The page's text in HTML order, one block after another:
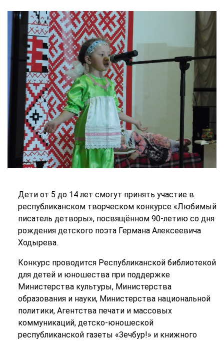
Дети от 5 до 14 лет смогут принять участие в
республиканском творческом конкурсе «Любимый
писатель детворы», посвящённом 90-летию со дня
рождения детского поэта Германа Алексеевича
Ходырева.
Конкурс проводится Республиканской библиотекой
для детей и юношества при поддержке
Министерства культуры, Министерства
образования и науки, Министерства национальной
политики, Агентства печати и массовых
коммуникаций, детско-юношеской
республиканской газеты «Зечбур!» и книжного